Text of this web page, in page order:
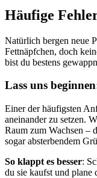
Häufige
Natürlich bergen neue
Fettnäpfchen, doch
bist du bestens
Lass uns
Einer der häufigsten
aneinander zu setzen.
Raum zum Wachsen –
sogar absterbendem
So klappt es besser:
du sie kaufst und plane